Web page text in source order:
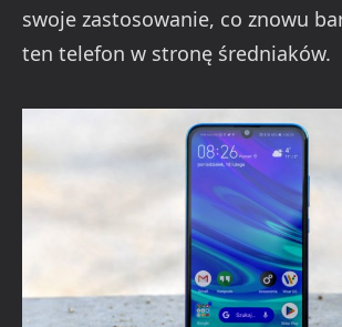
swoje zastosowanie, co znowu
ten telefon w stronę średniaków.